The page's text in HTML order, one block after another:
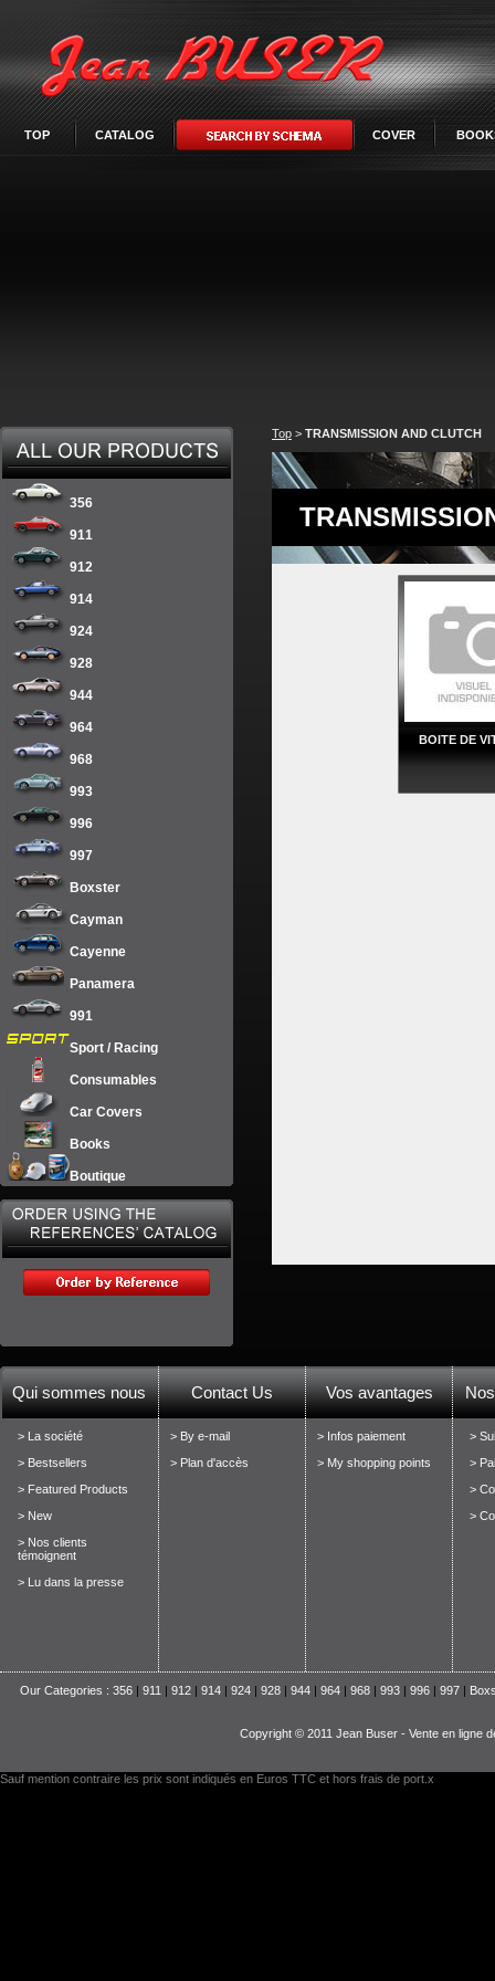
TOP CATALOG COVER
356
911
912
914
924
928
944
964
968
993
996
997
Boxster
Cayman
Cayenne
Panamera
991
Sport / Racing
Consumables
Car Covers
Books
Boutique
Top > TRANSMISSION AND CLUTCH
BOITE DE
Qui sommes nous Contact Us Vos avantages
> La société
> Bestsellers
> Featured Products
> New
> Nos clients
témoignent
> Lu dans la presse
> By e-mail
> Plan d'accès
> Infos paiement
> My shopping points
>
>
>
>
Our Categories : 356| 911 | 912| 914| 924| 928| 944| 964| 968| 993| 996| 997|
Copyright © 2011 Jean Buser - Vente en ligne
Sauf mention contraire les prix sont indiqués en Euros TTC et hors frais de port.x